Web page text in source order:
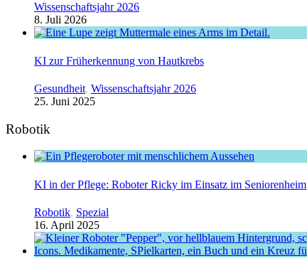
Wissenschaftsjahr 2026
8. Juli 2026
KI zur Früherkennung von Hautkrebs
Gesundheit, Wissenschaftsjahr 2026
25. Juni 2025
Robotik
KI in der Pflege: Roboter Ricky im Einsatz im Seniorenheim
Robotik, Spezial
16. April 2025